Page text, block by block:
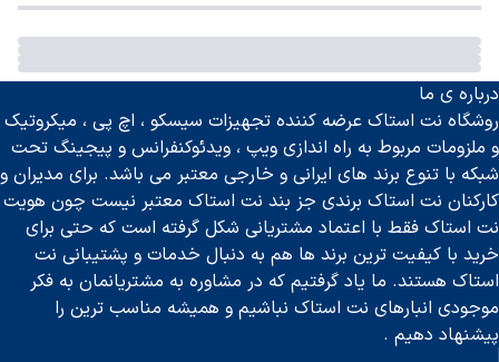
درباره ی ما
روشگاه نت استاک عرضه کننده تجهیزات سیسکو ، اچ پی ، میکروتیک
و ملزومات مربوط به راه اندازی ویپ ، ویدئوکنفرانس و پیجینگ تحت
شبکه با تنوع برند های ایرانی و خارجی معتبر می باشد. برای مدیران و
کارکنان نت استاک برندی جز بند نت استاک معتبر نیست چون هویت
نت استاک فقط با اعتماد مشتریانی شکل گرفته است که حتی برای
خرید با کیفیت ترین برند ها هم به دنبال خدمات و پشتیبانی نت
استاک هستند. ما یاد گرفتیم که در مشاوره به مشتریانمان به فکر
موجودی انبارهای نت استاک نباشیم و همیشه مناسب ترین را
پیشنهاد دهیم .